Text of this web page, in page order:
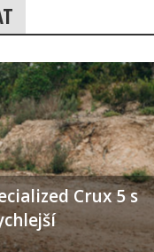
Crux 5 s